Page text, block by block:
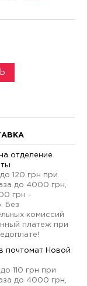
отделение
120 грн при
до 4000 грн,
грн -
Без
комиссий
платеж при
почтомат Новой
110 грн при
до 4000 грн,